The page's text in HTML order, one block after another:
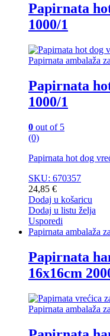
Papirnata
1000/1
Papirnata ambalaža
Papirnata
1000/1
0 out of 5
(0)
Papirnata hot dog
SKU: 670357
24,85 €
Dodaj u košaricu
Dodaj u listu želja
Usporedi
Papirnata ambalaža
Papirnata
16x16cm
Papirnata ambalaža